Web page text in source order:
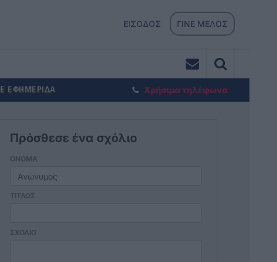
ΕΙΣΟΔΟΣ ΓΙΝΕ ΜΕΛΟΣ
ΕΦΗΜΕΡΙΔΑ Χρήσιμα τηλέφωνα
Πρόσθεσε ένα σχόλιο
ΟΝΟΜΑ
ΤΙΤΛΟΣ
ΣΧΟΛΙΟ